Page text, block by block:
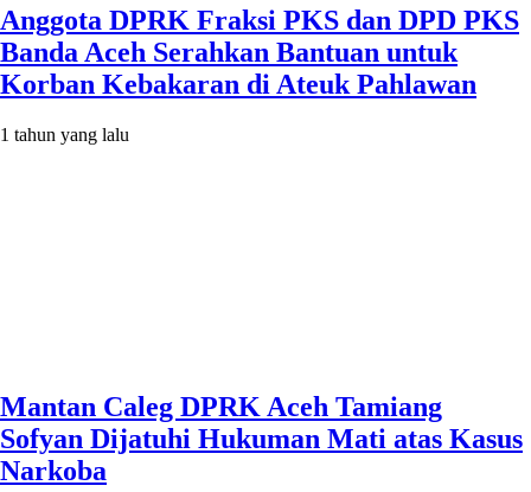
Anggota DPRK Fraksi PKS dan DPD PKS
Banda Aceh Serahkan Bantuan untuk
Korban Kebakaran di Ateuk Pahlawan
1 tahun yang lalu
Mantan Caleg DPRK Aceh Tamiang
Sofyan Dijatuhi Hukuman Mati atas Kasus
Narkoba